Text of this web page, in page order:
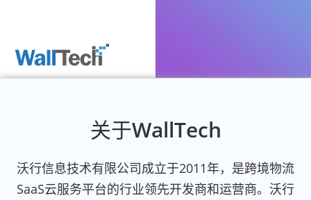
关于WallTech
沃行信息技术有限公司成立于2011年，是跨境物流
SaaS云服务平台的行业领先开发商和运营商。沃行